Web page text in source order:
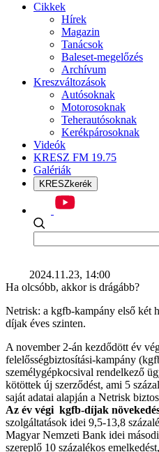
Cikkek
Hírek
Magazin
Tanácsok
Baleset-megelőzés
Archívum
Kreszváltozások
Autósoknak
Motorosoknak
Teherautósoknak
Kerékpárosoknak
Videók
KRESZ FM 19.75
Galériák
KRESZkerék
2024.11.23, 14:00
Ha olcsóbb, akkor is drágább?
Netrisk: a kgfb-kampány első két
díjak éves szinten.
A november 2-án kezdődött év
felelősségbiztosítási-kampány
személygépkocsival rendelkező
kötöttek új szerződést, ami 5
saját adatai alapján a Netrisk
Az év végi kgfb-díjak
szolgáltatások idei 9,5-13,8
Magyar Nemzeti Bank idei
szereplő 10 százalékos